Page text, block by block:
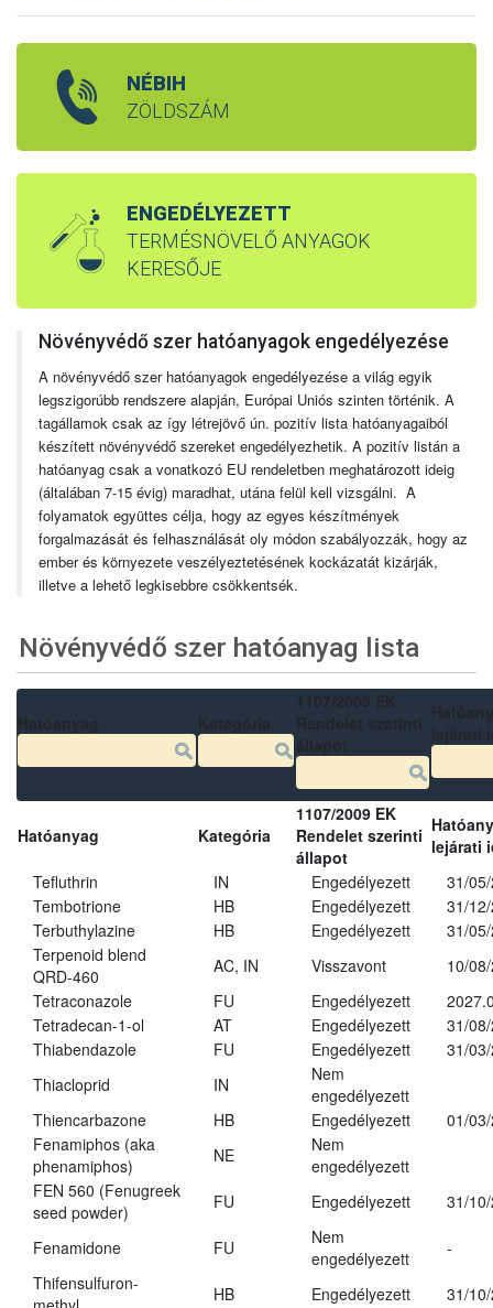
NÉBIH
ZÖLDSZÁM
ENGEDÉLYEZETT
TERMÉSNÖVELŐ ANYAGOK
KERESŐJE
Növényvédő szer hatóanyagok engedélyezése
A növényvédő szer hatóanyagok engedélyezése a világ egyik
legszigorúbb rendszere alapján, Európai Uniós szinten történik. A
tagállamok csak az így létrejövő ún. pozitív lista hatóanyagaiból
készített növényvédő szereket engedélyezhetik. A pozitív listán a
hatóanyag csak a vonatkozó EU rendeletben meghatározott ideig
(általában 7-15 évig) maradhat, utána felül kell vizsgálni. A
folyamatok együttes célja, hogy az egyes készítmények
forgalmazását és felhasználását oly módon szabályozzák, hogy az
ember és környezete veszélyeztetésének kockázatát kizárják,
illetve a lehető legkisebbre csökkentsék.
Növényvédő szer hatóanyag lista
Hatóanyag Kategória
1107/2009 EK
Rendelet szerinti
állapot
lejárati
Tefluthrin
IN Engedélyezett
31/
Tembotrione
HB Engedélyezett
31/
Terbuthylazine
HB Engedélyezett
31/
Terpenoid blend
QRD-460
AC, IN Visszavont
10/
Tetraconazole
FU Engedélyezett
Tetradecan-1-ol
AT Engedélyezett
31/
Thiabendazole
FU Engedélyezett
31/
Thiacloprid
IN
Nem
engedélyezett
Thiencarbazone
HB Engedélyezett
01/
Fenamiphos (aka
phenamiphos)
NE
Nem
engedélyezett
FEN 560 (Fenugreek
seed powder)
FU Engedélyezett 31/
Fenamidone FU
Nem
engedélyezett
-
Thifensulfuron-
HB Engedélyezett 31/